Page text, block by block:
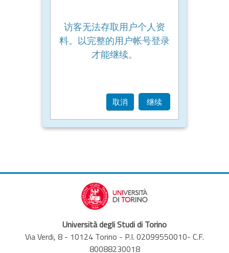
访客无法存取用户个人资
料。以完整的用户帐号登录
才能继续。
取消 继续
Università degli Studi di Torino
Via Verdi, 8 - 10124 Torino - P.I. 02099550010- C.F.
80088230018